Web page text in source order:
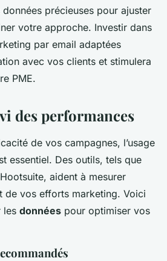
précieuses pour ajuster
votre approche. Investir dans
par email adaptées
avec vos clients et stimulera
PME.
des performances
de vos campagnes, l’usage
essentiel. Des outils, tels que
aident à mesurer
de vos efforts marketing. Voici
les données pour optimiser vos